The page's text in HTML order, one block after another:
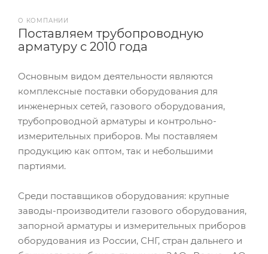
О КОМПАНИИ
Поставляем трубопроводную
арматуру с 2010 года
Основным видом деятельности являются
комплексные поставки оборудования для
инженерных сетей, газового оборудования,
трубопроводной арматуры и контрольно-
измерительных приборов. Мы поставляем
продукцию как оптом, так и небольшими
партиями.
Среди поставщиков оборудования: крупные
заводы-производители газового оборудования,
запорной арматуры и измерительных приборов
оборудования из России, СНГ, стран дальнего и